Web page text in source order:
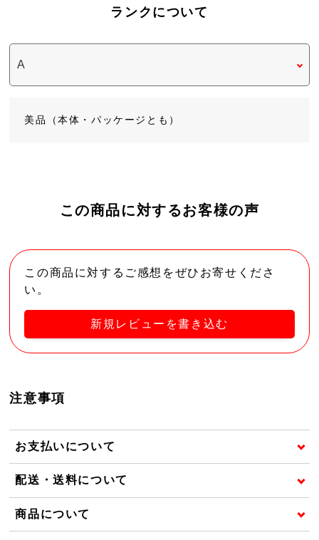
ランクについて
美品（本体・パッケージとも）
この商品に対するお客様の声
この商品に対するご感想をぜひお寄せくださ
い。
新規レビューを書き込む
注意事項
お支払いについて
配送・送料について
商品について